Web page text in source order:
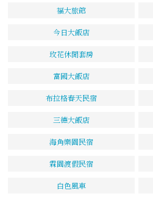
福大旅館
今日大飯店
玫花休閒套房
富國大飯店
布拉格春天民宿
三德大飯店
海角樂園民宿
霖園渡假民宿
白色風車